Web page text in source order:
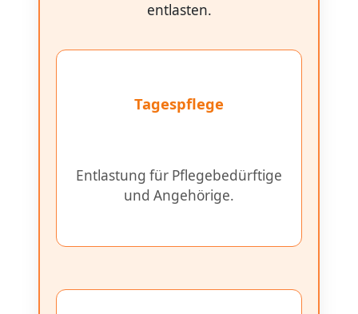
entlasten.
Tagespflege
Entlastung für Pflegebedürftige
und Angehörige.